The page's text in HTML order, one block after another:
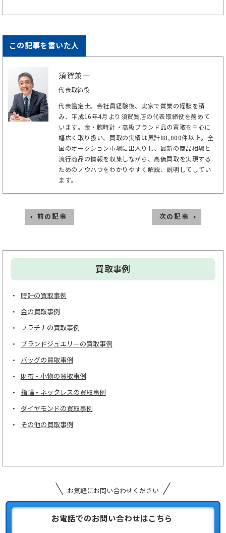
この記事を書いた人
須賀兼一
代表取締役
代表鑑定士。会社員経験後、実家で質業の経験を積
み、平成16年4月より須賀質店の代表取締役を務めて
います。金・腕時計・高級ブランド品の買取を中心に
幅広く取り扱い、買取の実績は累計88,000件以上。全
国のオークション市場に出入りし、最新の商品相場と
流行商品の情報を収集しながら、高価買取を実現する
ためのノウハウをわかりやすく解説、説明してしてい
ます。
前の記事 次の記事
買取事例
時計の買取事例
金の買取事例
プラチナの買取事例
ブランドジュエリーの買取事例
バッグの買取事例
財布・小物の買取事例
指輪・ネックレスの買取事例
ダイヤモンドの買取事例
その他の買取事例
お気軽にお問い合わせください
お電話でのお問い合わせはこちら